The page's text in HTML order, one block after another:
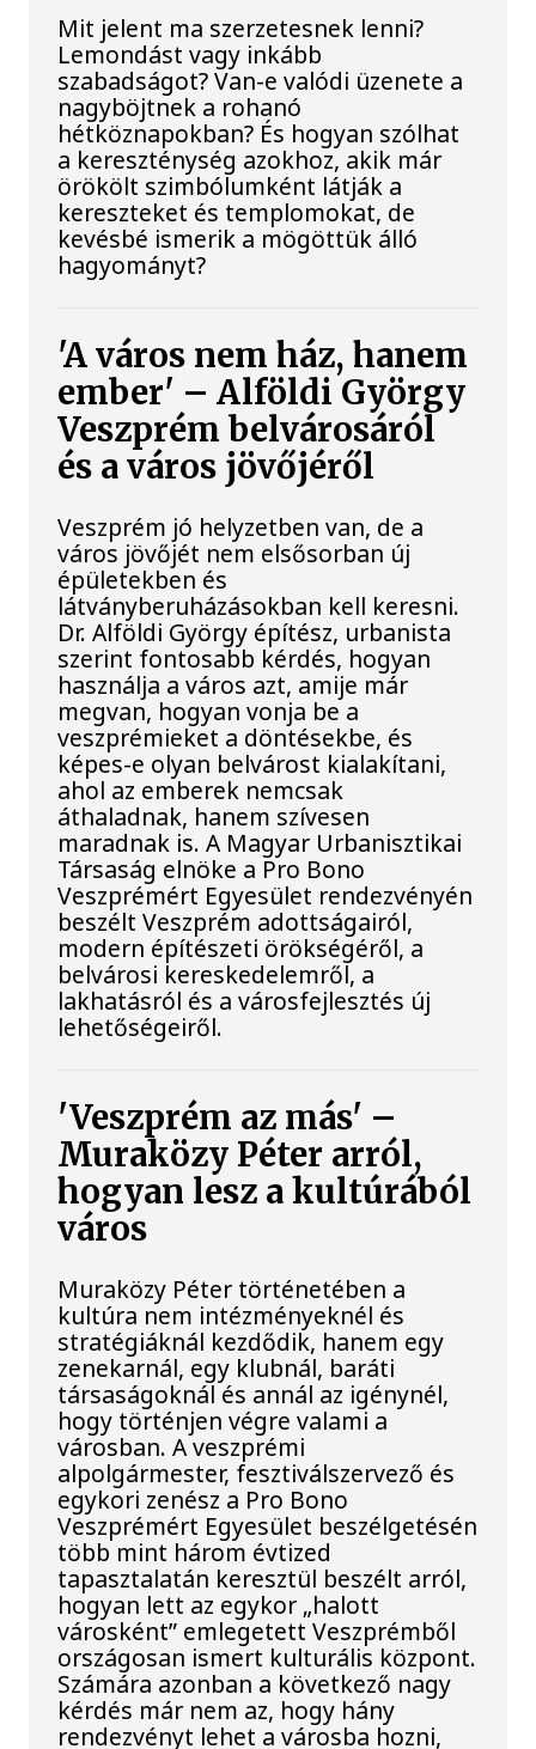
Mit jelent ma szerzetesnek lenni?
Lemondást vagy inkább
szabadságot? Van-e valódi üzenete a
nagyböjtnek a rohanó
hétköznapokban? És hogyan szólhat
a kereszténység azokhoz, akik már
örökölt szimbólumként látják a
kereszteket és templomokat, de
kevésbé ismerik a mögöttük álló
hagyományt?
'A város nem ház, hanem
ember' – Alföldi György
Veszprém belvárosáról
és a város jövőjéről
Veszprém jó helyzetben van, de a
város jövőjét nem elsősorban új
épületekben és
látványberuházásokban kell keresni.
Dr. Alföldi György építész, urbanista
szerint fontosabb kérdés, hogyan
használja a város azt, amije már
megvan, hogyan vonja be a
veszprémieket a döntésekbe, és
képes-e olyan belvárost kialakítani,
ahol az emberek nemcsak
áthaladnak, hanem szívesen
maradnak is. A Magyar Urbanisztikai
Társaság elnöke a Pro Bono
Veszprémért Egyesület rendezvényén
beszélt Veszprém adottságairól,
modern építészeti örökségéről, a
belvárosi kereskedelemről, a
lakhatásról és a városfejlesztés új
lehetőségeiről.
'Veszprém az más' –
Muraközy Péter arról,
hogyan lesz a kultúrából
város
Muraközy Péter történetében a
kultúra nem intézményeknél és
stratégiáknál kezdődik, hanem egy
zenekarnál, egy klubnál, baráti
társaságoknál és annál az igénynél,
hogy történjen végre valami a
városban. A veszprémi
alpolgármester, fesztiválszervező és
egykori zenész a Pro Bono
Veszprémért Egyesület beszélgetésén
több mint három évtized
tapasztalatán keresztül beszélt arról,
hogyan lett az egykor „halott
városként” emlegetett Veszprémből
országosan ismert kulturális központ.
Számára azonban a következő nagy
kérdés már nem az, hogy hány
rendezvényt lehet a városba hozni,